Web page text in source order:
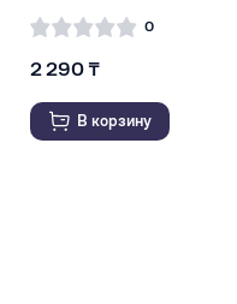
0
2 290 ₸
В корзину